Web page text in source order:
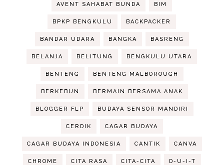
AVENT SAHABAT BUNDA BIM
BPKP BENGKULU BACKPACKER
BANDAR UDARA BANGKA BASRENG
BELANJA BELITUNG BENGKULU UTARA
BENTENG BENTENG MALBOROUGH
BERKEBUN BERMAIN BERSAMA ANAK
BLOGGER FLP BUDAYA SENSOR MANDIRI
CERDIK CAGAR BUDAYA
CAGAR BUDAYA INDONESIA CANTIK CANVA
CHROME CITA RASA CITA-CITA D-U-I-T